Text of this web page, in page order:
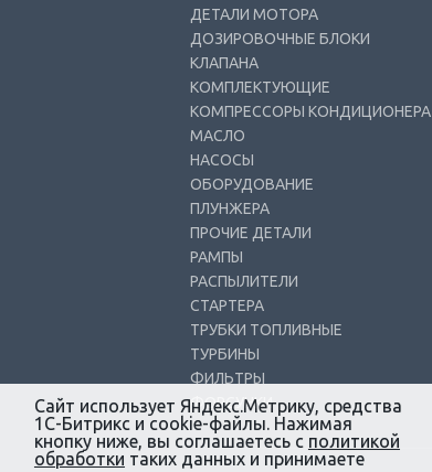
ДЕТАЛИ МОТОРА
ДОЗИРОВОЧНЫЕ БЛОКИ
КЛАПАНА
КОМПЛЕКТУЮЩИЕ
КОМПРЕССОРЫ КОНДИЦИОНЕРА
МАСЛО
НАСОСЫ
ОБОРУДОВАНИЕ
ПЛУНЖЕРА
ПРОЧИЕ ДЕТАЛИ
РАМПЫ
РАСПЫЛИТЕЛИ
СТАРТЕРА
ТРУБКИ ТОПЛИВНЫЕ
ТУРБИНЫ
ФИЛЬТРЫ
ФОРСУНКИ
Сайт использует Яндекс.Метрику, средства
1С-Битрикс и cookie-файлы. Нажимая
кнопку ниже, вы соглашаетесь с политикой
обработки таких данных и принимаете